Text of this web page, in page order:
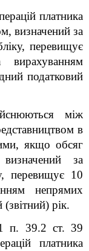
платника
визначений за
перевищує
податковий
між
в
якщо обсяг
за
перевищує 10
непрямих
(звітний) рік.
п. 39.2 ст. 39
платника